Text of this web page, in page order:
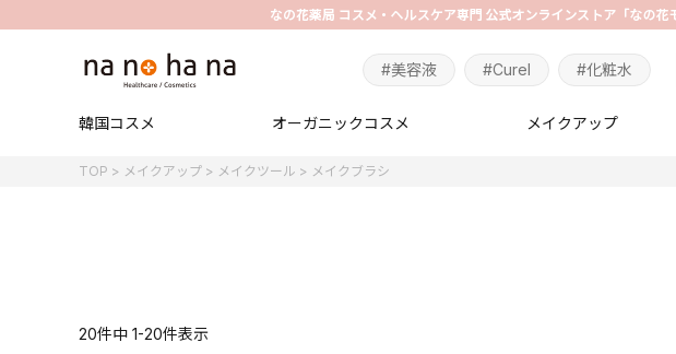
#化粧水
#Curel
#美容液
韓国コスメ オーガニックコスメ メイクアップ
TOP メイクアップ メイクツール メイクブラシ
20件中 1-20件表示